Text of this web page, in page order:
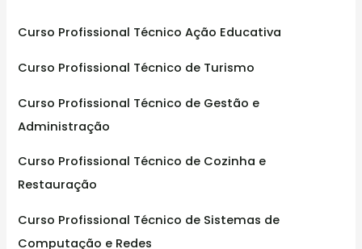
f
r
:
Curso Profissional Técnico Ação Educativa
Curso Profissional Técnico de Turismo
Curso Profissional Técnico de Gestão e
Administração
Curso Profissional Técnico de Cozinha e
Restauração
Curso Profissional Técnico de Sistemas de
Computação e Redes